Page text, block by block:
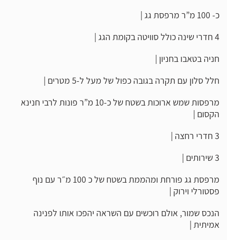
כ- 100 מ”ר מרפסת גג |
4 חדרי שינה כולל סוויטה בקומת הגג |
חניה בטאבו בחניון |
חלל סלון עם תקרה בגובה כפול של מעל ל-5 מטרים |
מרפסות שמש ארוכות בשטח של כ-10 מ”ר פונות לרבי חנינא
הקסום |
3 חדרי רחצה |
3 שירותים |
מרפסת גג פורחת ומהממת בשטח של כ 100 מ״ר עם נוף
פסטורלי וירוק |
הנכס שמור, אולם רוכשים עם השראה יהפכו אותו לפנינה
אמיתית |